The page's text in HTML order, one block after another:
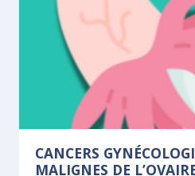
CANCERS
MALIGNES DE